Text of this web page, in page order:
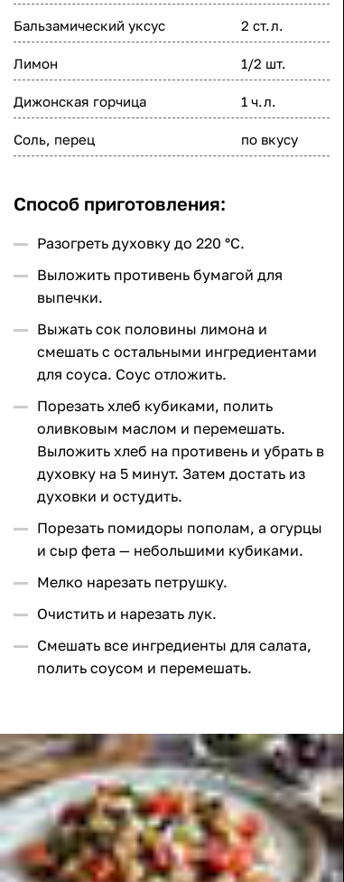
Бальзамический уксус 2 ст.л.
Лимон 1/2 шт.
Дижонская горчица 1 ч.л.
Соль, перец по вкусу
Способ приготовления:
Разогреть духовку до 220 °C.
Выложить противень бумагой для
выпечки.
Выжать сок половины лимона и
смешать с остальными ингредиентами
для соуса. Соус отложить.
Порезать хлеб кубиками, полить
оливковым маслом и перемешать.
Выложить хлеб на противень и убрать в
духовку на 5 минут. Затем достать из
духовки и остудить.
Порезать помидоры пополам, а огурцы
и сыр фета — небольшими кубиками.
Мелко нарезать петрушку.
Очистить и нарезать лук.
Смешать все ингредиенты для салата,
полить соусом и перемешать.